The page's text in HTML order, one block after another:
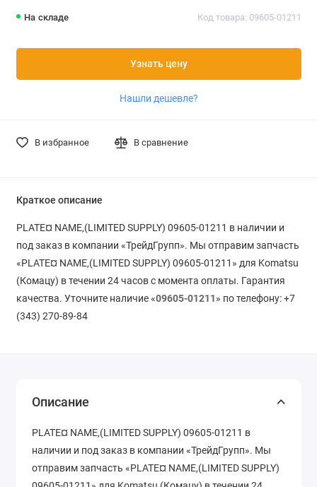
На складе Код товара: 09605-01211
Узнать цену
Нашли дешевле?
В избранное В сравнение
Краткое описание
PLATE¤ NAME,(LIMITED SUPPLY) 09605-01211 в наличии и
под заказ в компании «ТрейдГрупп». Мы отправим запчасть
«PLATE¤ NAME,(LIMITED SUPPLY) 09605-01211» для Komatsu
(Комацу) в течении 24 часов с момента оплаты. Гарантия
качества. Уточните наличие «09605-01211» по телефону: +7
(343) 270-89-84
Описание
PLATE¤ NAME,(LIMITED SUPPLY) 09605-01211 в
наличии и под заказ в компании «ТрейдГрупп». Мы
отправим запчасть «PLATE¤ NAME,(LIMITED SUPPLY)